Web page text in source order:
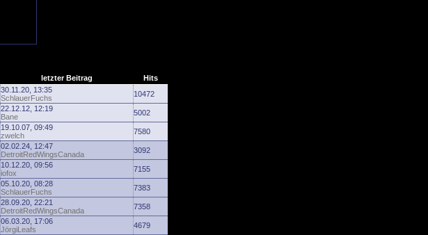
letzter Beitrag
Hits
30.11.20, 13:35
SchlauerFuchs
10472
22.12.12, 12:19
Bane
5002
19.10.07, 09:49
zwelch
7580
02.02.24, 12:47
DetroitRedWingsCanada
3092
10.12.20, 09:56
iofox
7155
05.10.20, 08:28
SchlauerFuchs
7383
28.09.20, 22:21
DetroitRedWingsCanada
7358
06.03.20, 17:06
JörgiLeafs
4679